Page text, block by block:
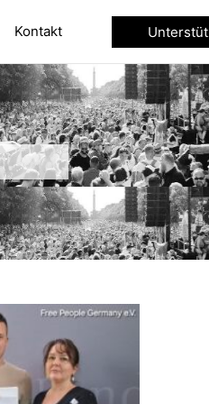
Kontakt